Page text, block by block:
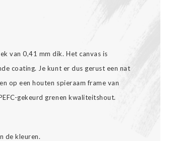
van 0,41 mm dik. Het canvas is
coating. Je kunt er dus gerust een nat
op een houten spieraam frame van
gekeurd grenen kwaliteitshout.
de kleuren.